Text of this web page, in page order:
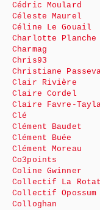
Cédric Moulard
Céleste Maurel
Céline Le Gouail
Charlotte Planche
Charmag
Chris93
Christiane
Clair Rivière
Claire Cordel
Claire Favre-
Clé
Clément Baudet
Clément Buée
Clément Moreau
Co3points
Coline Gwinner
Collectif La
Collectif Opossum
Colloghan